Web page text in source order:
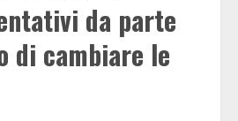
da parte
di cambiare le